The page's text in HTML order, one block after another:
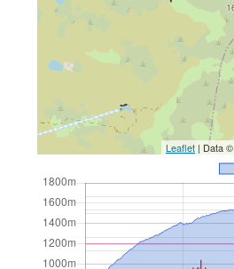
Leaflet | Data ©